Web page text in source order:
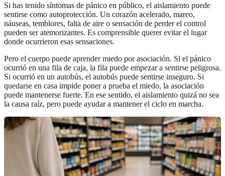
Si has tenido síntomas de pánico en público, el aislamiento puede
sentirse como autoprotección. Un corazón acelerado, mareo,
náuseas, temblores, falta de aire o sensación de perder el control
pueden ser atemorizantes. Es comprensible querer evitar el lugar
donde ocurrieron esas sensaciones.
Pero el cuerpo puede aprender miedo por asociación. Si el pánico
ocurrió en una fila de caja, la fila puede empezar a sentirse peligrosa.
Si ocurrió en un autobús, el autobús puede sentirse inseguro. Si
quedarse en casa impide poner a prueba el miedo, la asociación
puede mantenerse fuerte. En ese sentido, el aislamiento quizá no sea
la causa raíz, pero puede ayudar a mantener el ciclo en marcha.